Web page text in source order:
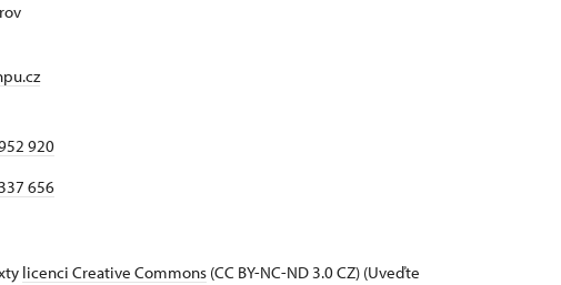
920
656
licenci Creative Commons (CC BY-NC-ND 3.0 CZ) (Uveďte